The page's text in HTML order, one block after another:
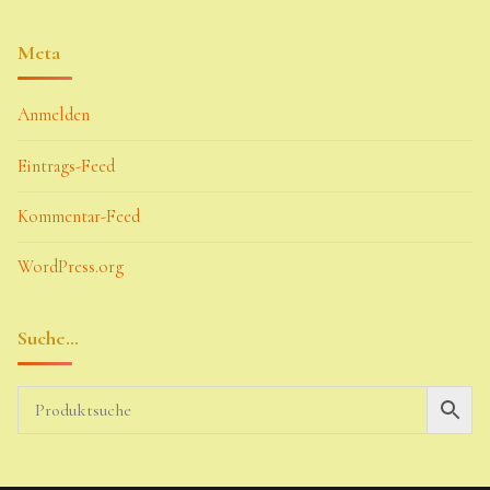
Meta
Anmelden
Eintrags-Feed
Kommentar-Feed
WordPress.org
Suche…